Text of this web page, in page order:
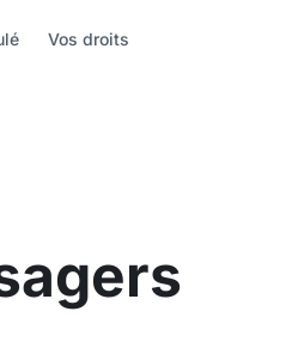
Vos droits